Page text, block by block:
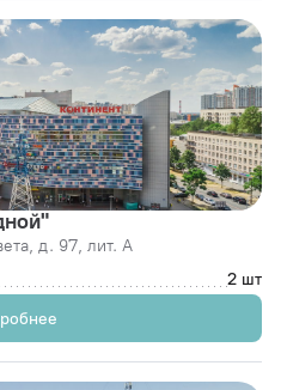
д. 97, лит. А
2 шт